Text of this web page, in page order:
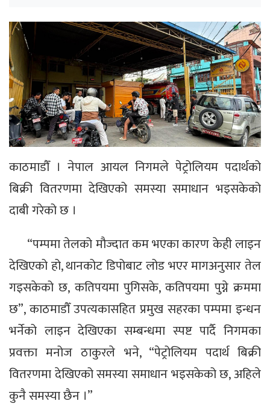
काठमाडौँ । नेपाल आयल निगमले पेट्रोलियम पदार्थको
बिक्री वितरणमा देखिएको समस्या समाधान भइसकेको
दाबी गरेको छ ।
“पम्पमा तेलको मौज्दात कम भएका कारण केही लाइन
देखिएको हो, थानकोट डिपोबाट लोड भएर मागअनुसार तेल
गइसकेको छ, कतिपयमा पुगिसके, कतिपयमा पुग्ने क्रममा
छ”, काठमाडौँ उपत्यकासहित प्रमुख सहरका पम्पमा इन्धन
भर्नेको लाइन देखिएका सम्बन्धमा स्पष्ट पार्दै निगमका
प्रवक्ता मनोज ठाकुरले भने, “पेट्रोलियम पदार्थ बिक्री
वितरणमा देखिएको समस्या समाधान भइसकेको छ, अहिले
कुनै समस्या छैन ।”